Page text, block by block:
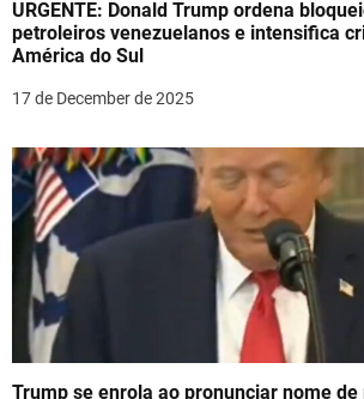
URGENTE: Donald Trump ordena
petroleiros venezuelanos e intensifica
América do Sul
17 de December de 2025
Trump se enrola ao pronunciar nome